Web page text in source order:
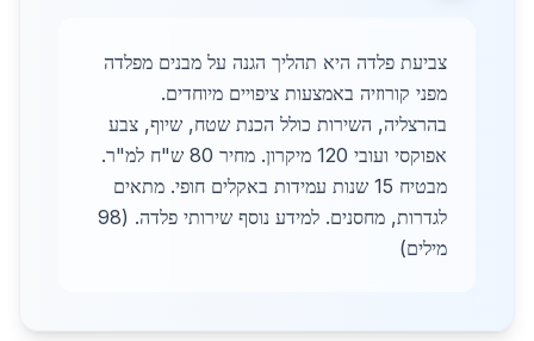
צביעת פלדה היא תהליך הגנה על מבנים מפלדה
מפני קורוזיה באמצעות ציפויים מיוחדים.
בהרצליה, השירות כולל הכנת שטח, שיוף, צבע
אפוקסי ועובי 120 מיקרון. מחיר 80 ש"ח למ"ר.
מבטיח 15 שנות עמידות באקלים חופי. מתאים
לגדרות, מחסנים. למידע נוסף שירותי פלדה. (98
מילים)